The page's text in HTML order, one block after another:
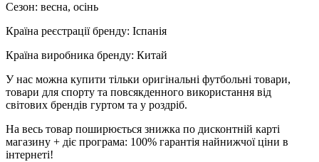
Сезон: весна, осінь
Країна реєстрації бренду: Іспанія
Країна виробника бренду: Китай
У нас можна купити тільки оригінальні футбольні товари,
товари для спорту та повсякденного використання від
світових брендів гуртом та у роздріб.
На весь товар поширюється знижка по дисконтній карті
магазину + діє програма: 100% гарантія найнижчої ціни в
інтернеті!